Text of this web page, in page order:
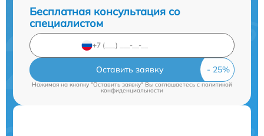
Бесплатная консультация со
специалистом
Оставить заявку
Нажимая на кнопку "Оставить заявку" Вы соглашаетесь cполитикой
конфиденциальности